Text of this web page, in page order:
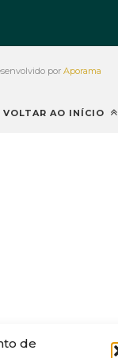
de
por Aporama
VOLTAR AO INÍCIO